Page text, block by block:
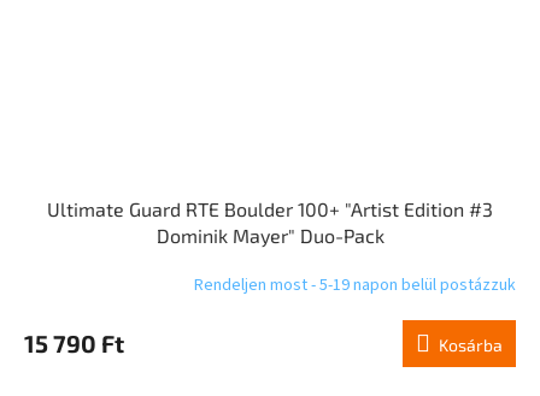
Ultimate Guard RTE Boulder 100+ "Artist Edition #3
Dominik Mayer" Duo-Pack
Rendeljen most - 5-19 napon belül postázzuk
15 790 Ft Kosárba